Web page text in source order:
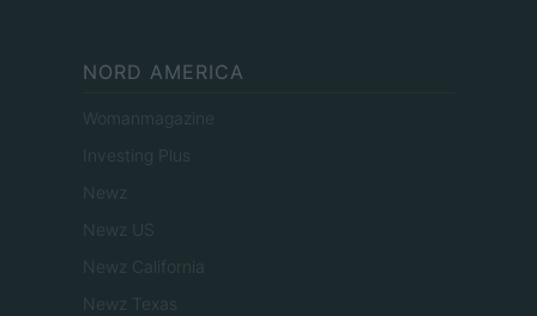
NORD AMERICA
Womanmagazine
Investing Plus
Newz
Newz US
Newz California
Newz Texas